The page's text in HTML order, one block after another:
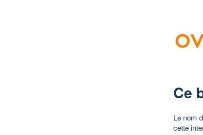
Ce
Le nom
cette